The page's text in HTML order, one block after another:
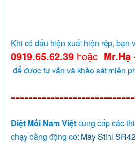
Khi có dấu hiện xuất hiện rệp, bạn
0919.65.62.39 hoặc Mr.Hạ
để được tư vấn và khảo sát miễn
Diệt Mối Nam Việtcung cấp các
chạy bằng động cơ: Máy Stihl